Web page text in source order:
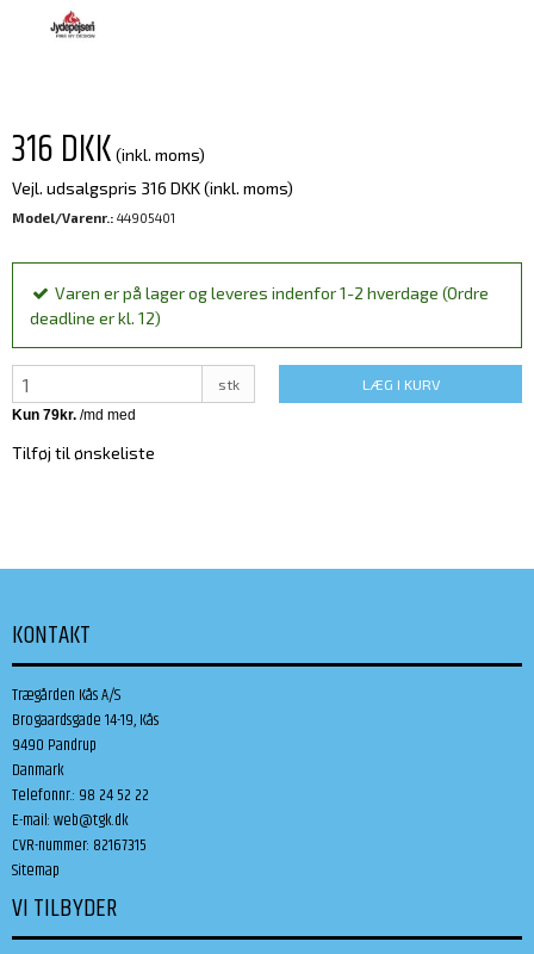
316 DKK (inkl. moms)
Vejl. udsalgspris 316 DKK(inkl. moms)
Model/Varenr.: 44905401
Varen er på lager og leveres indenfor 1-2 hverdage (Ordre
deadline er kl. 12)
stk LÆG I KURV
Tilføj til ønskeliste
KONTAKT
Trægården Kås A/S
Brogaardsgade 14-19, Kås
9490 Pandrup
Danmark
Telefonnr.: 98 24 52 22
E-mail:web@tgk.dk
CVR-nummer: 82167315
Sitemap
VI TILBYDER